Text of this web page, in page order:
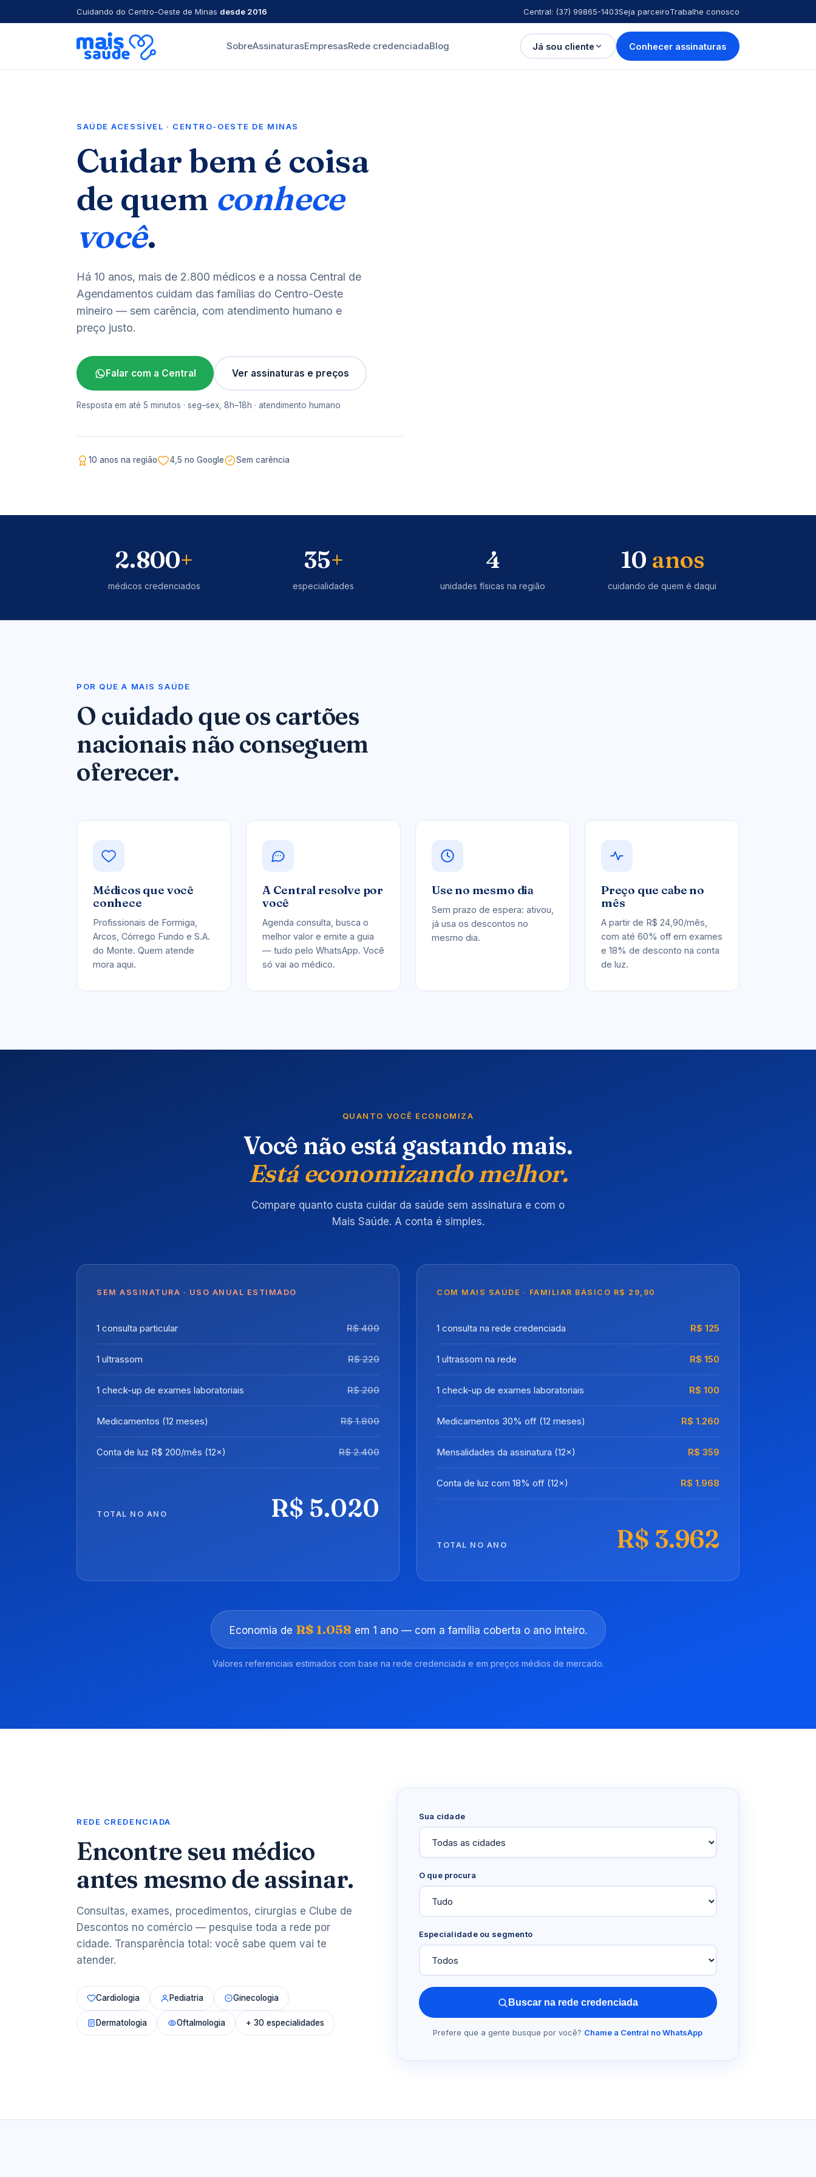
Cuidando do Centro-Oeste de Minas desde 2016 Central: (37) 99865-1403Seja parceiroTrabalhe conosco
SobreAssinaturasEmpresasRede credenciadaBlog Já sou cliente Conhecer assinaturas
SAÚDE ACESSÍVEL · CENTRO-OESTE DE MINAS
Cuidar bem é coisa
de quem conhece
você.
Há 10 anos, mais de 2.800 médicos e a nossa Central de
Agendamentos cuidam das famílias do Centro-Oeste
mineiro — sem carência, com atendimento humano e
preço justo.
Falar com a Central Ver assinaturas e preços
Resposta em até 5 minutos · seg–sex, 8h–18h · atendimento humano
10 anos na região 4,5 no Google Sem carência
2.800+
médicos credenciados
35+
especialidades
4
unidades físicas na região
10 anos
cuidando de quem é daqui
POR QUE A MAIS SAÚDE
O cuidado que os cartões
nacionais não conseguem
oferecer.
Médicos que você
conhece
Profissionais de Formiga,
Arcos, Córrego Fundo e S.A.
do Monte. Quem atende
mora aqui.
A Central resolve por
você
Agenda consulta, busca o
melhor valor e emite a guia
— tudo pelo WhatsApp. Você
só vai ao médico.
Use no mesmo dia
Sem prazo de espera: ativou,
já usa os descontos no
mesmo dia.
Preço que cabe no
mês
A partir de R$ 24,90/mês,
com até 60% off em exames
e 18% de desconto na conta
de luz.
QUANTO VOCÊ ECONOMIZA
Você não está gastando mais.
Está economizando melhor.
Compare quanto custa cuidar da saúde sem assinatura e com o
Mais Saúde. A conta é simples.
SEM ASSINATURA · USO ANUAL ESTIMADO
1 consulta particular R$ 400
1 ultrassom R$ 220
1 check-up de exames laboratoriais R$ 200
Medicamentos (12 meses) R$ 1.800
Conta de luz R$ 200/mês (12×) R$ 2.400
TOTAL NO ANO R$ 5.020
COM MAIS SAÚDE · FAMILIAR BÁSICO R$ 29,90
1 consulta na rede credenciada R$ 125
1 ultrassom na rede R$ 150
1 check-up de exames laboratoriais R$ 100
Medicamentos 30% off (12 meses) R$ 1.260
Mensalidades da assinatura (12×) R$ 359
Conta de luz com 18% off (12×) R$ 1.968
TOTAL NO ANO R$ 3.962
Economia de R$ 1.058 em 1 ano — com a família coberta o ano inteiro.
Valores referenciais estimados com base na rede credenciada e em preços médios de mercado.
REDE CREDENCIADA
Encontre seu médico
antes mesmo de assinar.
Consultas, exames, procedimentos, cirurgias e Clube de
Descontos no comércio — pesquise toda a rede por
cidade. Transparência total: você sabe quem vai te
atender.
Cardiologia Pediatria Ginecologia
Dermatologia Oftalmologia + 30 especialidades
Sua cidade
O que procura
Especialidade ou segmento
Buscar na rede credenciada
Prefere que a gente busque por você? Chame a Central no WhatsApp